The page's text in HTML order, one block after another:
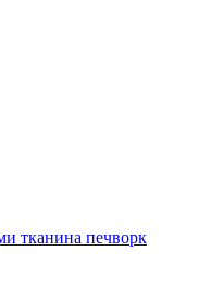
тканина печворк